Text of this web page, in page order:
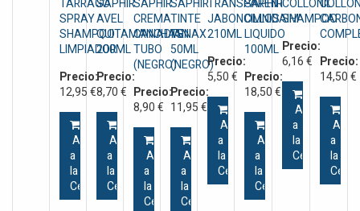
SPRAY
SHAMPOO
LIMPIADOR
Precio:
12,95€
Añadir
a
la
Cesta
AVEL
QUITAMANCHAS
200ML
Precio:
8,70€
Añadir
a
la
Cesta
CREMA
CANADIAN
TUBO
(NEGRO)
Precio:
8,90€
Añadir
a
la
Cesta
TINTE
TENAX
50ML
(NEGRO)
Precio:
11,95€
Añadir
a
la
Cesta
JABONCILLOS
210ML
Precio:
5,50€
Añadir
a
la
Cesta
OMNIDAIM
LIQUIDO
100ML
Precio:
18,50€
Añadir
a
la
Cesta
SHAMPOO
Precio:
6,16€
Añadir
a
la
Cesta
Precio:
14,50€
a
la
Cesta